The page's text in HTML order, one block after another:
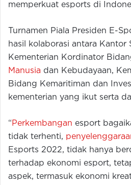
memperkuat esports di
Turnamen Piala Presiden E-
hasil kolaborasi antara Kantor
Kementerian Kordinator
Manusia dan Kebudayaan,
Bidang Kemaritiman dan
kementerian yang ikut serta
“ Perkembangan esport
tidak terhenti,
Esports 2022, tidak hanya
terhadap ekonomi esport,
aspek, termasuk ekonomi